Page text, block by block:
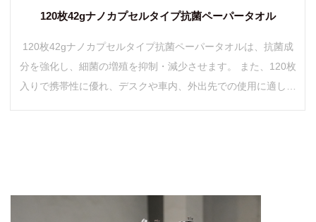
120枚42gナノカプセルタイプ抗菌ペーパータオル
120枚42gナノカプセルタイプ抗菌ペーパータオルは、抗菌成
分を強化し、細菌の増殖を抑制・減少させます。 また、120枚
入りで携帯性に優れ、デスクや車内、外出先での使用に適して